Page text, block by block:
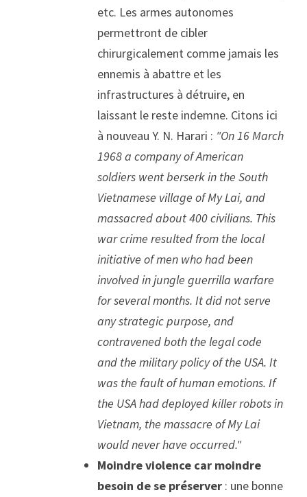
etc. Les armes autonomes
permettront de cibler
chirurgicalement comme jamais les
ennemis à abattre et les
infrastructures à détruire, en
laissant le reste indemne. Citons ici
à nouveau Y. N. Harari : "On 16 March
1968 a company of American
soldiers went berserk in the South
Vietnamese village of My Lai, and
massacred about 400 civilians. This
war crime resulted from the local
initiative of men who had been
involved in jungle guerrilla warfare
for several months. It did not serve
any strategic purpose, and
contravened both the legal code
and the military policy of the USA. It
was the fault of human emotions. If
the USA had deployed killer robots in
Vietnam, the massacre of My Lai
would never have occurred."
Moindre violence car moindre
besoin de se préserver : une bonne